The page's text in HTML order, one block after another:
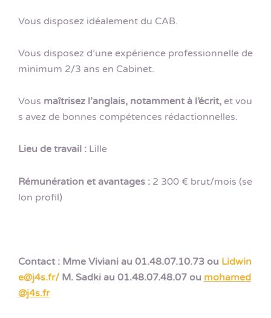
Vous disposez idéalement du CAB.
Vous disposez d’une expérience professionnelle de
minimum 2/3 ans en Cabinet.
Vous maîtrisez l’anglais, notamment à l’écrit, et vou
s avez de bonnes compétences rédactionnelles.
Lieu de travail : Lille
Rémunération et avantages : 2 300 € brut/mois (se
lon profil)
Contact : Mme Viviani au 01.48.07.10.73 ou Lidwin
e@j4s.fr/ M. Sadki au 01.48.07.48.07 ou mohamed
@j4s.fr